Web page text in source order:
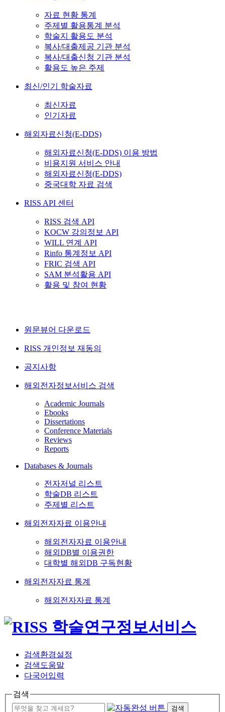
자료 현황 통계
주제별 활용통계 분석
학술지 활용도 분석
복사/대출제공 기관 분석
복사/대출신청 기관 분석
활용도 높은 주제
최신/인기 학술자료
최신자료
인기자료
해외자료신청(E-DDS)
해외자료신청(E-DDS) 이용 방법
비용지원 서비스 안내
해외자료신청(E-DDS)
중국대학 자료 검색
RISS API 센터
RISS 검색 API
KOCW 강의정보 API
WILL 연계 API
Rinfo 통계정보 API
FRIC 검색 API
SAM 분석활용 API
활용 및 참여 현황
원문뷰어 다운로드
RISS 개인정보 재동의
공지사항
해외전자정보서비스 검색
Academic Journals
Ebooks
Dissertations
Conference Materials
Reviews
Reports
Databases & Journals
전자저널 리스트
학술DB 리스트
주제별 리스트
해외전자자료 이용안내
해외전자자료 이용안내
해외DB별 이용권한
대학별 해외DB 구독현황
해외전자자료 통계
해외전자자료 통계
검색환경설정
검색도움말
다국어입력
검색
검색